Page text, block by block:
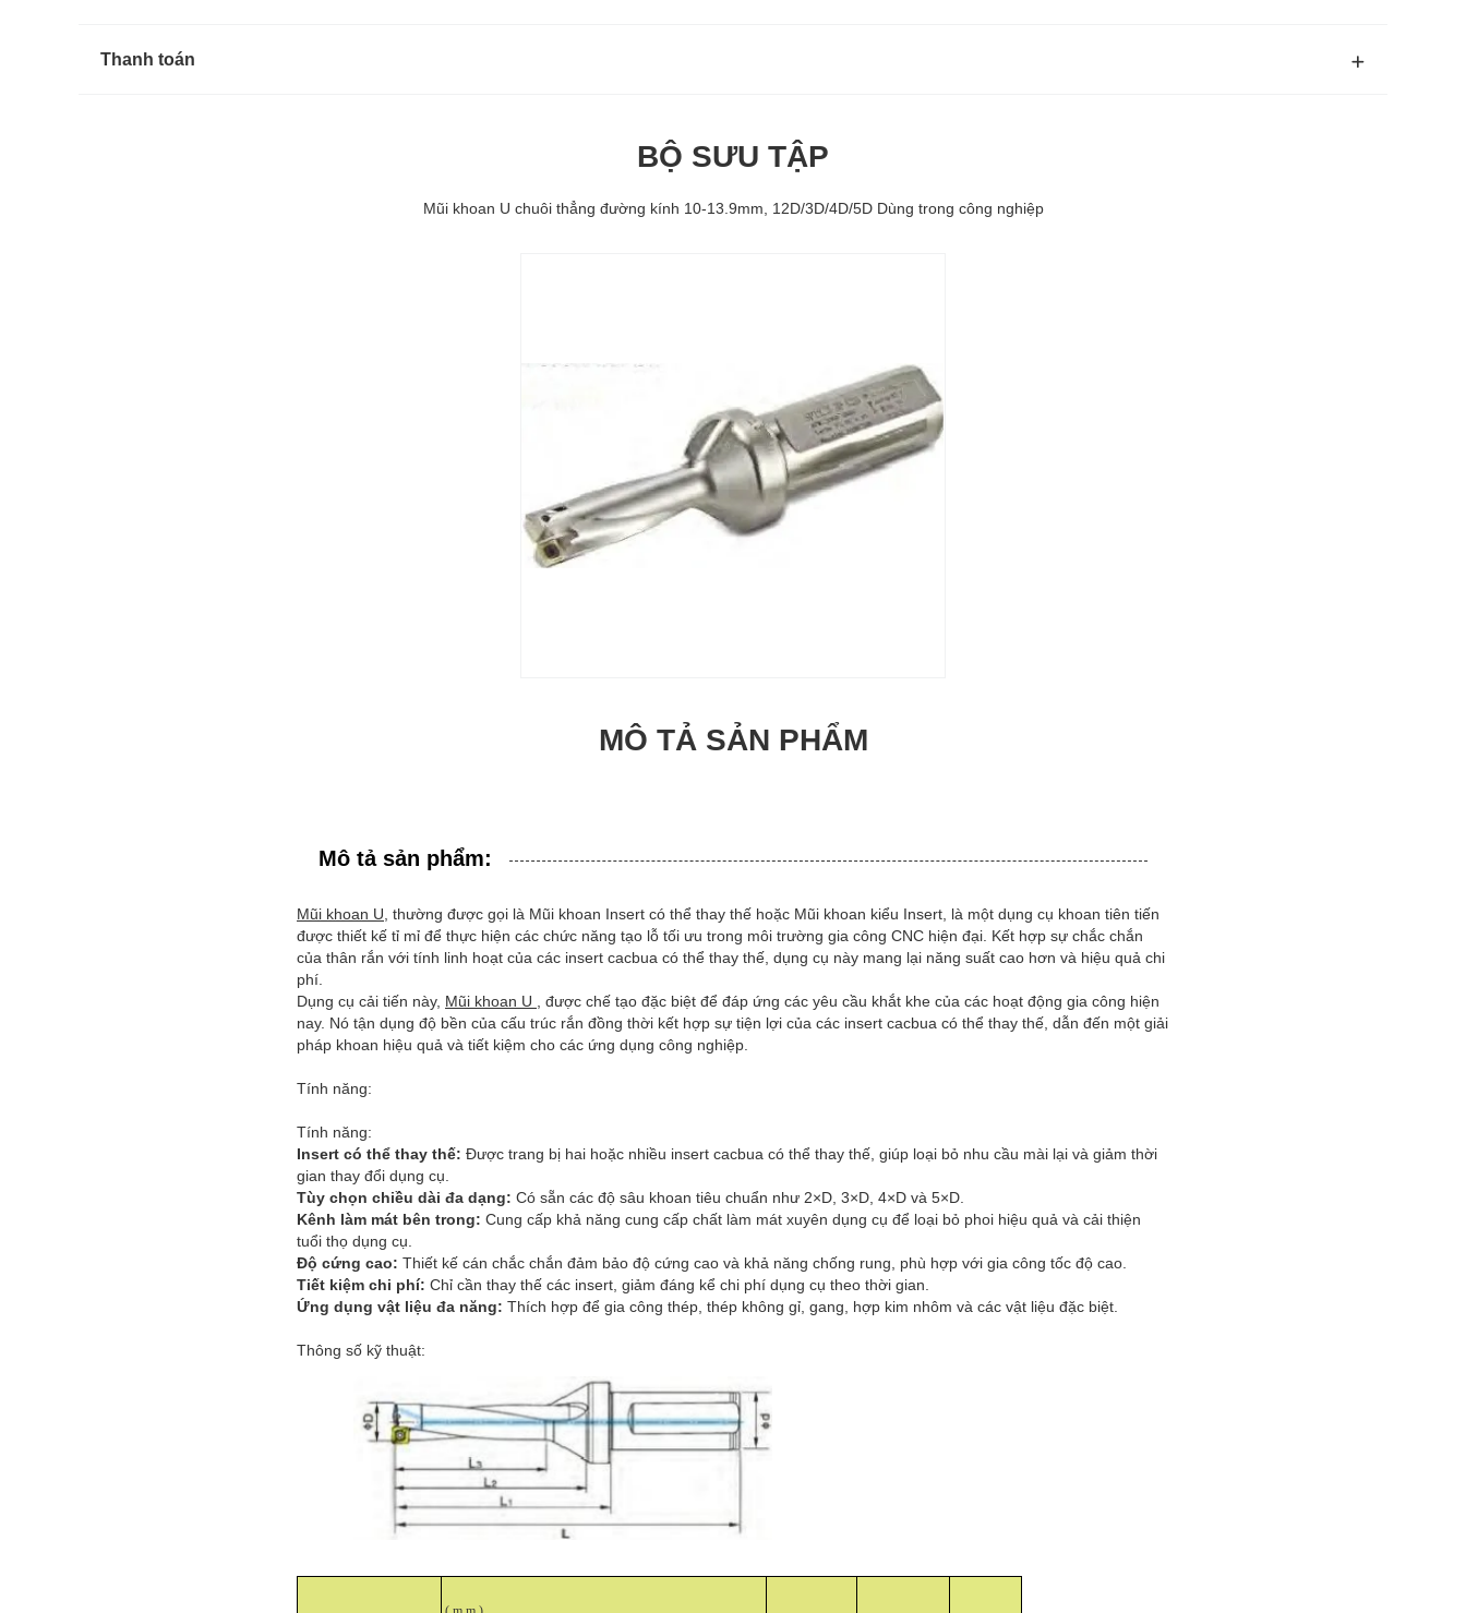
Thanh toán
BỘ SƯU TẬP
Mũi khoan U chuôi thẳng đường kính 10-13.9mm, 12D/3D/4D/5D Dùng trong công nghiệp
MÔ TẢ SẢN PHẨM
Mô tả sản phẩm:
Mũi khoan U , thường được gọi là Mũi khoan Insert có thể thay thế hoặc Mũi khoan kiểu Insert, là một dụng cụ khoan tiên tiến
được thiết kế tỉ mỉ để thực hiện các chức năng tạo lỗ tối ưu trong môi trường gia công CNC hiện đại. Kết hợp sự chắc chắn
của thân rắn với tính linh hoạt của các insert cacbua có thể thay thế, dụng cụ này mang lại năng suất cao hơn và hiệu quả chi
phí.
Dụng cụ cải tiến này, Mũi khoan U
, được chế tạo đặc biệt để đáp ứng các yêu cầu khắt khe của các hoạt động gia công hiện
nay. Nó tận dụng độ bền của cấu trúc rắn đồng thời kết hợp sự tiện lợi của các insert cacbua có thể thay thế, dẫn đến một giải
pháp khoan hiệu quả và tiết kiệm cho các ứng dụng công nghiệp.
Tính năng:
Tính năng:
Insert có thể thay thế: Được trang bị hai hoặc nhiều insert cacbua có thể thay thế, giúp loại bỏ nhu cầu mài lại và giảm thời
gian thay đổi dụng cụ.
Tùy chọn chiều dài đa dạng: Có sẵn các độ sâu khoan tiêu chuẩn như 2×D, 3×D, 4×D và 5×D.
Kênh làm mát bên trong: Cung cấp khả năng cung cấp chất làm mát xuyên dụng cụ để loại bỏ phoi hiệu quả và cải thiện
tuổi thọ dụng cụ.
Độ cứng cao: Thiết kế cán chắc chắn đảm bảo độ cứng cao và khả năng chống rung, phù hợp với gia công tốc độ cao.
Tiết kiệm chi phí: Chỉ cần thay thế các insert, giảm đáng kể chi phí dụng cụ theo thời gian.
Ứng dụng vật liệu đa năng: Thích hợp để gia công thép, thép không gỉ, gang, hợp kim nhôm và các vật liệu đặc biệt.
Thông số kỹ thuật: